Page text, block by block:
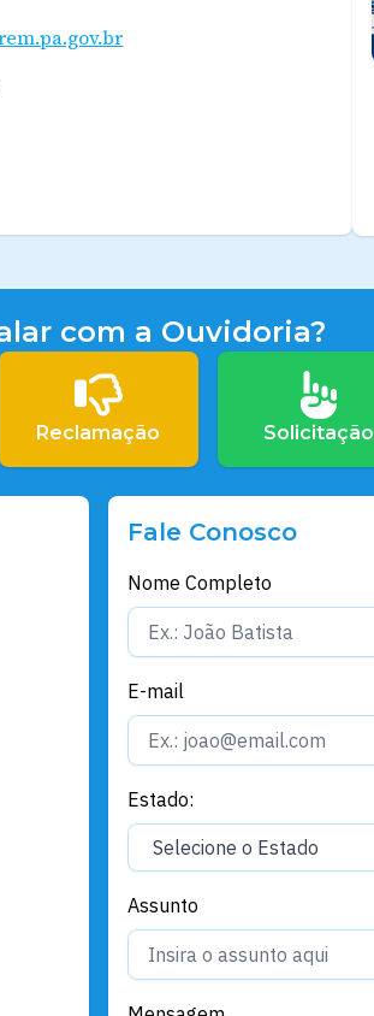
com a Ouvidoria?
Reclamação Solicitação
Fale Conosco
Nome Completo
E-mail
Estado:
Assunto